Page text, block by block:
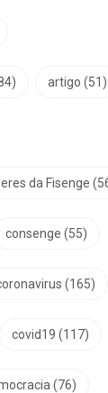
artigo (51)
da Fisenge
consenge (55)
(165)
covid19 (117)
(76)